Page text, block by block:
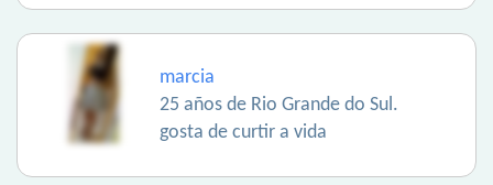
marcia
25 años de Rio Grande do Sul.
gosta de curtir a vida